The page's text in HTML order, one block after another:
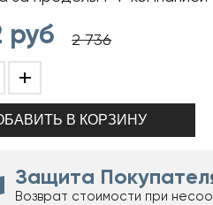
руб 2 736
+
Защита
Возврат стоимости при